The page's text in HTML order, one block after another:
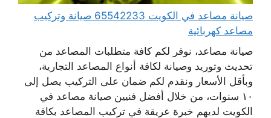
صيانة مصاعد في الكويت 65542233 صيانة وتركيب
مصاعد كهربائية
صيانة مصاعد، نوفر لكم كافة متطلبات المصاعد من
تحديث وتوريد وصيانة لكافة أنواع المصاعد التجارية،
وبأقل الأسعار ونقدم لكم ضمان على التركيب يصل إلى
١٠ سنوات، من خلال أفضل فنيين صيانة مصاعد في
الكويت لديهم خبرة عريقة في تركيب المصاعد بكافة